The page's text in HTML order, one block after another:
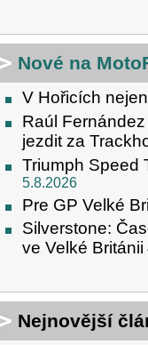
Nové na
V Hořicích
Raúl
jezdit za
Triumph Speed
5.8.2026
Pre GP Velké
Silverstone:
ve Velké Británii
Nejnovější